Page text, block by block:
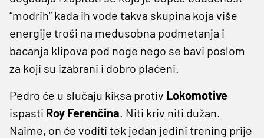
“modrih” kada ih vode takva skupina koja više
energije troši na međusobna podmetanja i
bacanja klipova pod noge nego se bavi poslom
za koji su izabrani i dobro plaćeni.
Pedro će u slučaju kiksa protiv Lokomotive
ispasti Roy Ferenčina . Niti kriv niti dužan.
Naime, on će voditi tek jedan jedini trening prije